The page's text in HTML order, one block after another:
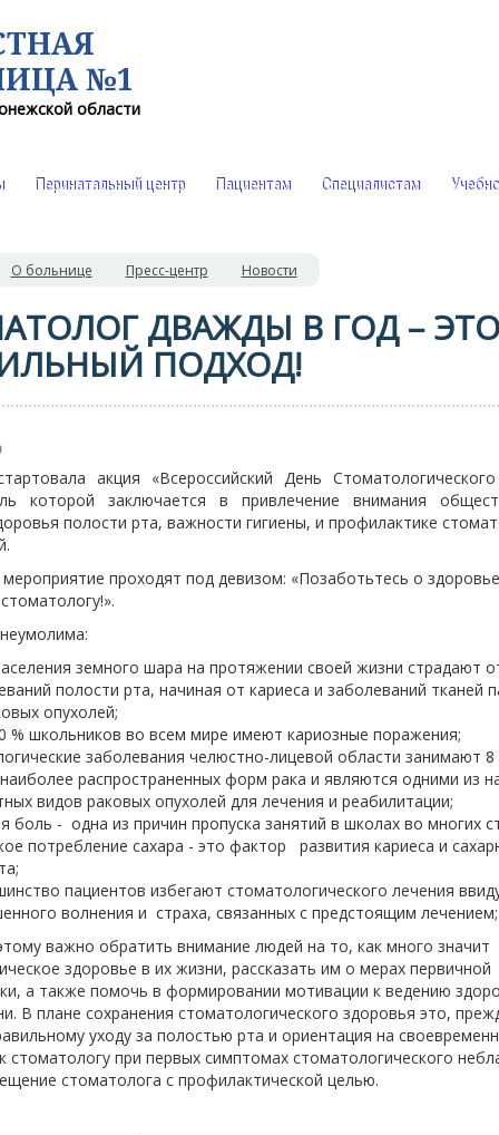
№1
области
Перинатальный центр Пациентам Специалистам
О больнице Пресс-центр Новости
ДВАЖДЫ В ГОД – ЭТО
ПОДХОД!
акция «Всероссийский День
которой заключается в привлечение внимания
полости рта, важности гигиены, и профилактике
проходят под девизом: «Позаботьтесь о
земного шара на протяжении своей жизни страдают
полости рта, начиная от кариеса и заболеваний тканей
опухолей;
% школьников во всем мире имеют кариозные поражения;
заболевания челюстно-лицевой области занимают
распространенных форм рака и являются одними из
видов раковых опухолей для лечения и реабилитации;
боль - одна из причин пропуска занятий в школах во многих
потребление сахара - это фактор развития кариеса и
пациентов избегают стоматологического лечения
волнения и страха, связанных с предстоящим лечением;
важно обратить внимание людей на то, как много значит
здоровье в их жизни, рассказать им о мерах первичной
а также помочь в формировании мотивации к ведению
В плане сохранения стоматологического здоровья это,
уходу за полостью рта и ориентация на
стоматологу при первых симптомах стоматологического
стоматолога с профилактической целью.